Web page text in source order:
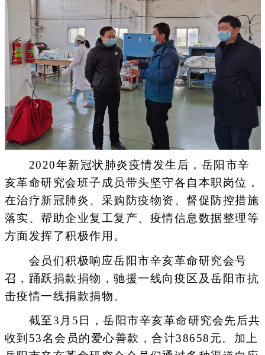
2020年新冠状肺炎疫情发生后，岳阳市辛
亥革命研究会班子成员带头坚守各自本职岗位，
在治疗新冠肺炎、采购防疫物资、督促防控措施
落实、帮助企业复工复产、疫情信息数据整理等
方面发挥了积极作用。
会员们积极响应岳阳市辛亥革命研究会号
召，踊跃捐款捐物，驰援一线向疫区及岳阳市抗
击疫情一线捐款捐物。
截至3月5日，岳阳市辛亥革命研究会先后共
收到53名会员的爱心善款，合计38658元。加上